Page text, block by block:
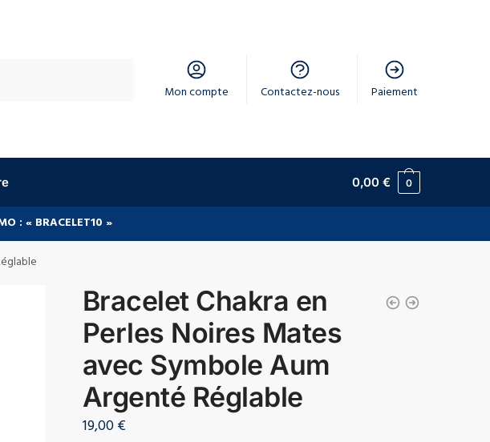
Mon compte Contactez-nous Paiement
0,00€ 0
: « BRACELET10 »
Bracelet Chakra en
Perles Noires Mates
avec Symbole Aum
Argenté Réglable
19,00€